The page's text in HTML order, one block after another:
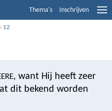
Thema's Inschrijven
› 12
, want Hij heeft zeer
dit bekend worden